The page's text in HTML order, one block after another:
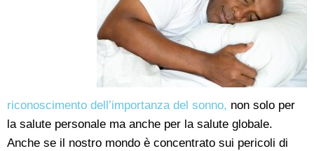
riconoscimento dell’importanza del sonno, non solo per
la salute personale ma anche per la salute globale.
Anche se il nostro mondo è concentrato sui pericoli di